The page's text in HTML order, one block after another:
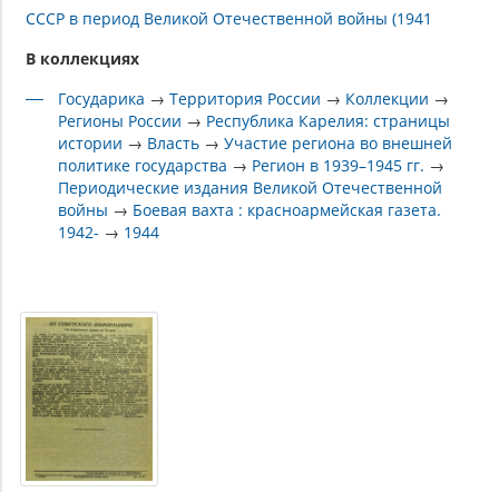
СССР в период Великой Отечественной войны (1941
В коллекциях
Государика →Территория России → Коллекции →
Регионы России → Республика Карелия: страницы
истории → Власть →Участие региона во внешней
политике государства → Регион в 1939–1945 гг. →
Периодические издания Великой Отечественной
войны → Боевая вахта : красноармейская газета.
1942- → 1944